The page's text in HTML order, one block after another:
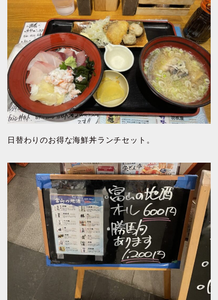
日替わりのお得な海鮮丼ランチセット。